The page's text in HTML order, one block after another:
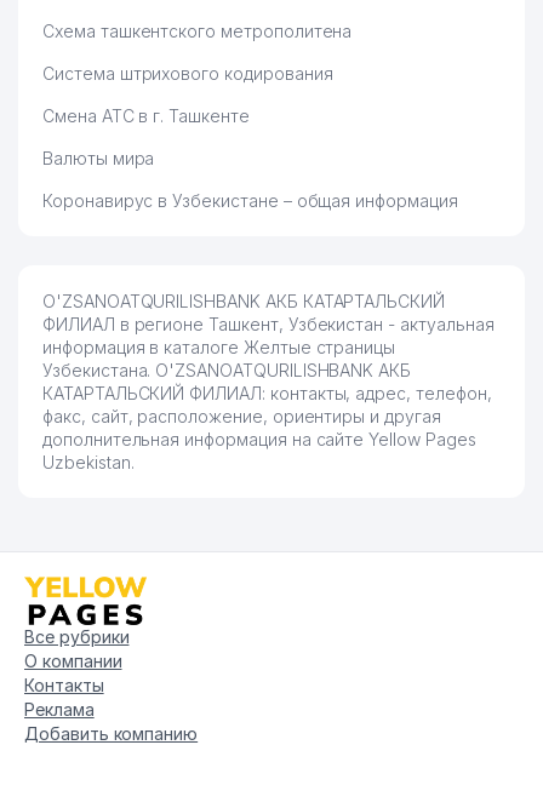
Схема ташкентского метрополитена
Система штрихового кодирования
Смена АТС в г. Ташкенте
Валюты мира
Коронавирус в Узбекистане – общая информация
O'ZSANOATQURILISHBANK АКБ КАТАРТАЛЬСКИЙ
ФИЛИАЛ в регионе Ташкент, Узбекистан - актуальная
информация в каталоге Желтые страницы
Узбекистана. O'ZSANOATQURILISHBANK АКБ
КАТАРТАЛЬСКИЙ ФИЛИАЛ: контакты, адрес, телефон,
факс, сайт, расположение, ориентиры и другая
дополнительная информация на сайте Yellow Pages
Uzbekistan.
Все рубрики
О компании
Контакты
Реклама
Добавить компанию